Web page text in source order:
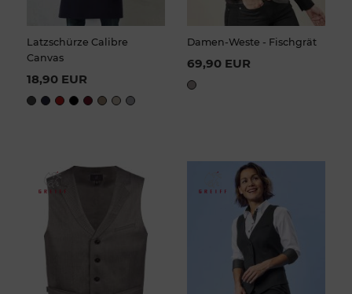
Latzschürze Calibre
Canvas
18,90 EUR
Damen-Weste - Fischgrät
69,90 EUR